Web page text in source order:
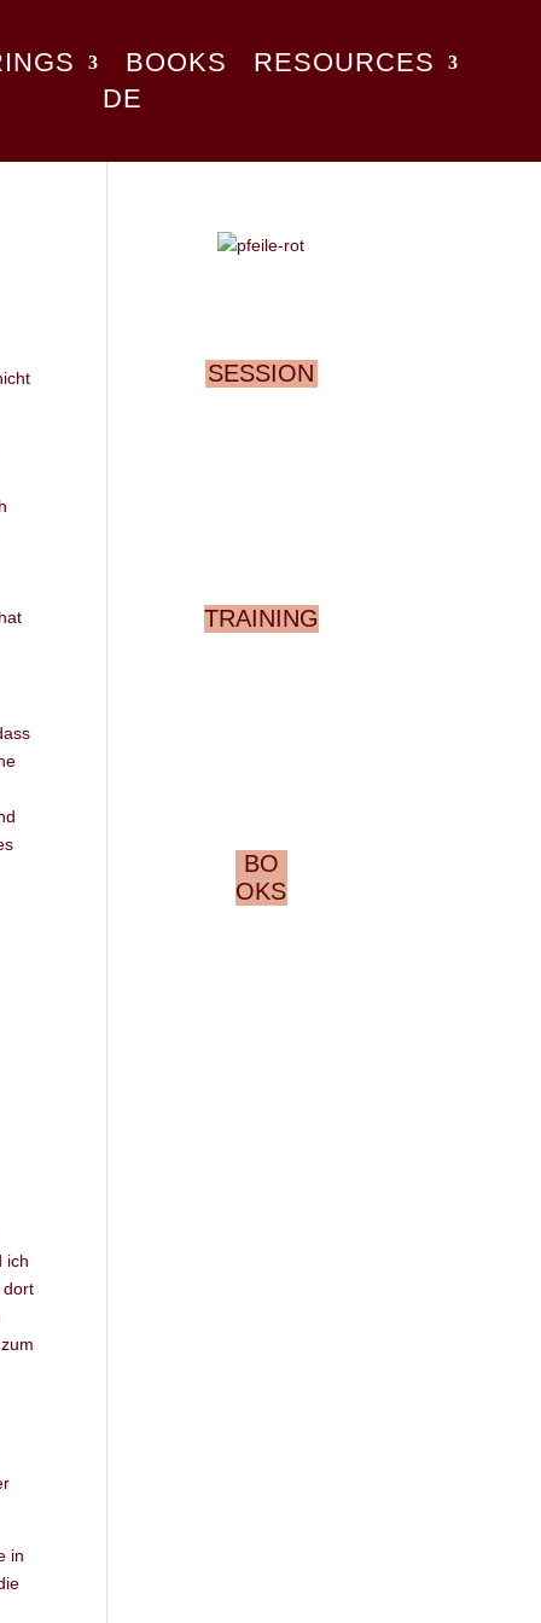
BOOKS
RESOURCES
DE
ich
dort
in
SESSION
TRAINING
BO
OKS